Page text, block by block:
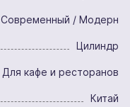
Современный / Модерн
Цилиндр
Для кафе и ресторанов
Китай